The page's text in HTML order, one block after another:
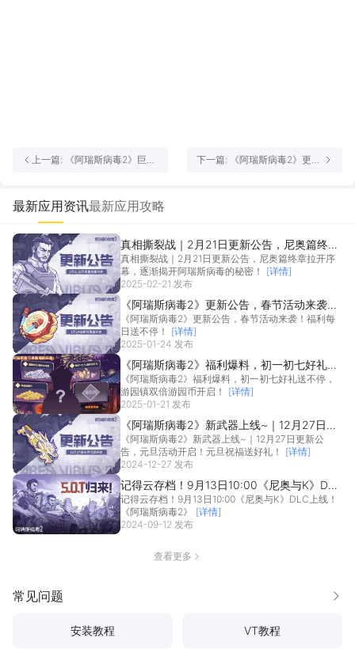
上一篇: 《阿瑞斯病毒2》巨轮
下一篇: 《阿瑞斯病毒2》更新
最新应用资讯最新应用攻略
真相撕裂战｜2月21日更新公告，尼奥篇终章
拉开序幕，逐渐揭开阿瑞斯病毒的秘密！
真相撕裂战｜2月21日更新公告，尼奥篇终章拉开序
幕，逐渐揭开阿瑞斯病毒的秘密！
[详情]
2025-02-21 发布
《阿瑞斯病毒2》更新公告，春节活动来袭！
福利每日送不停！
《阿瑞斯病毒2》更新公告，春节活动来袭！福利每
日送不停！
[详情]
2025-01-24 发布
《阿瑞斯病毒2》福利爆料，初一初七好礼送
不停，游园镇双倍游园币开启！
《阿瑞斯病毒2》福利爆料，初一初七好礼送不停，
游园镇双倍游园币开启！
[详情]
2025-01-21 发布
《阿瑞斯病毒2》新武器上线~｜12月27日更
新公告，元旦活动开启！元旦祝福送好礼！
《阿瑞斯病毒2》新武器上线~｜12月27日更新公
告，元旦活动开启！元旦祝福送好礼！
[详情]
2024-12-27 发布
记得云存档！9月13日10:00《尼奥与K》DLC
上线！《阿瑞斯病毒2》
记得云存档！9月13日10:00《尼奥与K》DLC上线！
《阿瑞斯病毒2》
[详情]
2024-09-12 发布
查看更多
常见问题 更多
安装教程 VT教程